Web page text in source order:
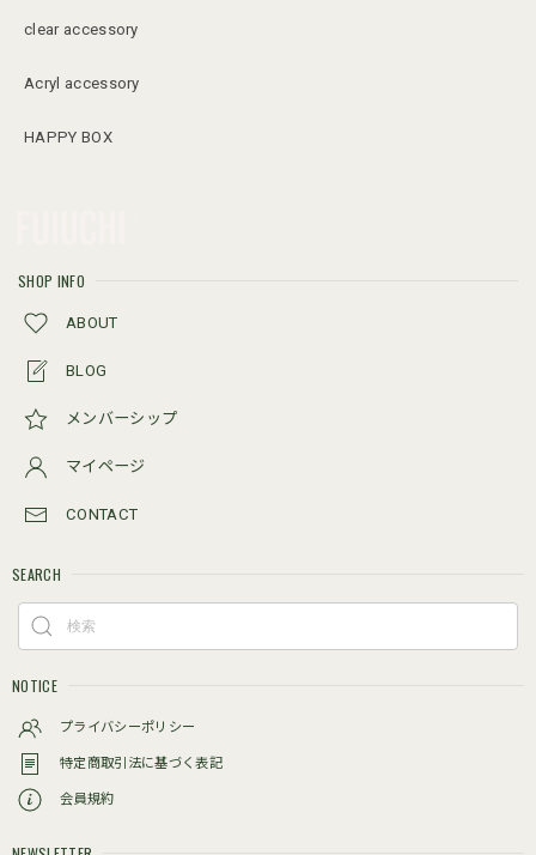
clear accessory
Acryl accessory
HAPPY BOX
SHOP INFO
ABOUT
BLOG
メンバーシップ
マイページ
CONTACT
SEARCH
NOTICE
プライバシーポリシー
特定商取引法に基づく表記
会員規約